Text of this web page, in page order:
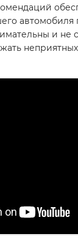
автомобиля
и не